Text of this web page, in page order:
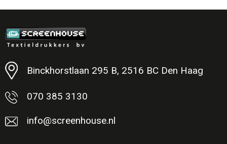
Minimale afname: 1
Binckhorstlaan 295 B, 2516 BC Den Haag
070 385 3130
info@screenhouse.nl